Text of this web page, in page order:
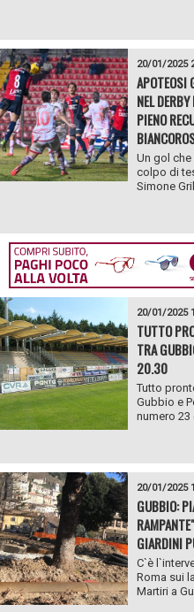
20/01/2025
APOTEOSI
NEL
PIENO
Un gol che
colpo di
Simone
20/01/2025
TUTTO
TRA
20.30
Tutto
Gubbio e
numero 23
20/01/2025
GUBBIO:
GIARDINI
C`è
Roma sui
Martiri a